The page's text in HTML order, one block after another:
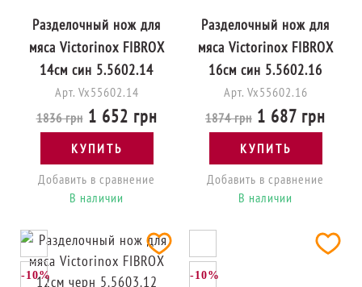
Разделочный нож для
мяса Victorinox FIBROX
14см син 5.5602.14
Арт. Vx55602.14
1836 грн1 652 грн
КУПИТЬ
Добавить в сравнение
В наличии
Разделочный нож для
мяса Victorinox FIBROX
16см син 5.5602.16
Арт. Vx55602.16
1874 грн 1 687 грн
КУПИТЬ
Добавить в сравнение
В наличии
-10% -10%